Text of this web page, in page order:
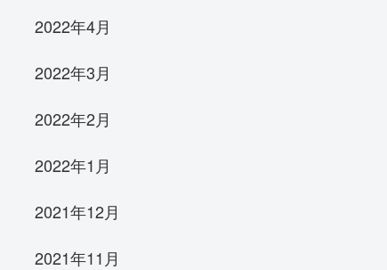
2022年4月
2022年3月
2022年2月
2022年1月
2021年12月
2021年11月